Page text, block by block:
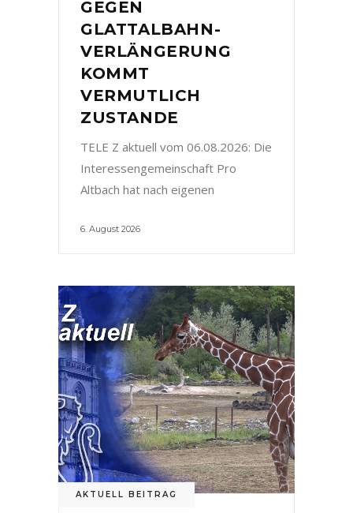
GEGEN
GLATTALBAHN-
VERLÄNGERUNG
KOMMT
VERMUTLICH
ZUSTANDE
TELE Z aktuell vom 06.08.2026: Die
Interessengemeinschaft Pro
Altbach hat nach eigenen
6. August 2026
AKTUELL BEITRAG